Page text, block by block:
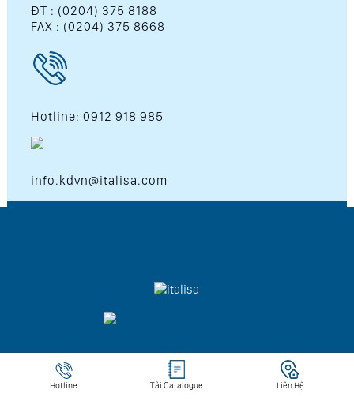
ĐT : (0204) 375 8188
FAX : (0204) 375 8668
Hotline: 0912 918 985
info.kdvn@italisa.com
Copyright © 2026 Italisa Co.LTD . All Rights Reserved
Hotline Tải Catalogue Liên Hệ